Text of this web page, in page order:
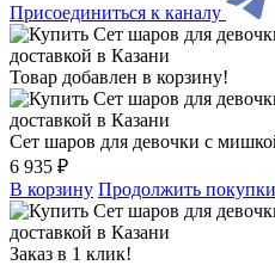
Присоединиться к каналу
Товар добавлен в корзину!
Сет шаров для девочки с
6 935 ₽
В корзину Продолжить покупки
Заказ в 1 клик!